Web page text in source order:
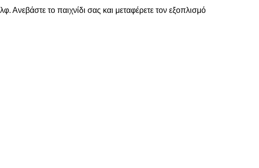
Ανεβάστε το παιχνίδι σας και μεταφέρετε τον εξοπλισμό